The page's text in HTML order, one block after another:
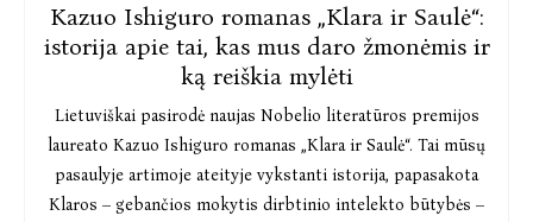
Kazuo Ishiguro romanas „Klara ir Saulė“:
istorija apie tai, kas mus daro žmonėmis ir
ką reiškia mylėti
Lietuviškai pasirodė naujas Nobelio literatūros premijos
laureato Kazuo Ishiguro romanas „Klara ir Saulė“. Tai mūsų
pasaulyje artimoje ateityje vykstanti istorija, papasakota
Klaros – gebančios mokytis dirbtinio intelekto būtybės –